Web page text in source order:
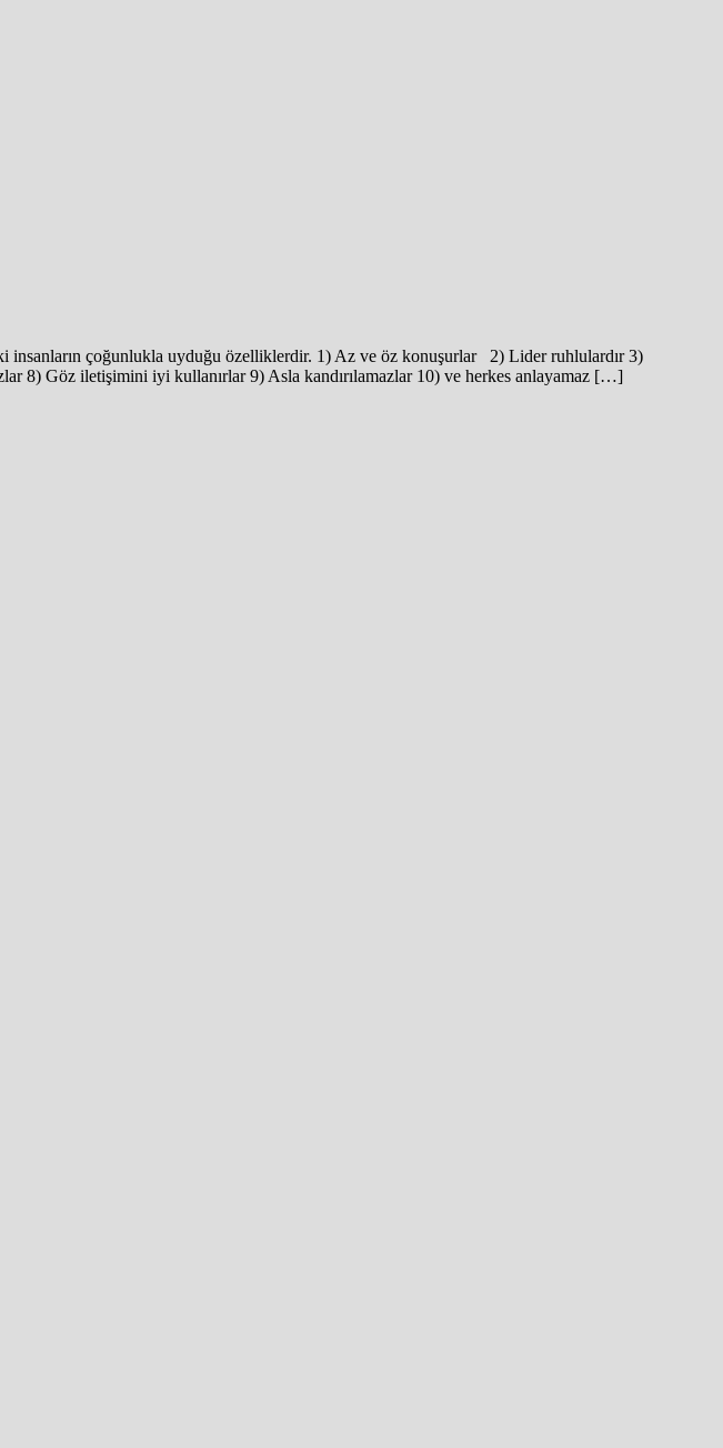
insanların çoğunlukla uyduğu özelliklerdir. 1) Az ve öz konuşurlar 2) Lider ruhlulardır 3)
8) Göz iletişimini iyi kullanırlar 9) Asla kandırılamazlar 10) ve herkes anlayamaz […]